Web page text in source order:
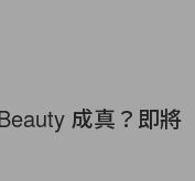
成真？即將